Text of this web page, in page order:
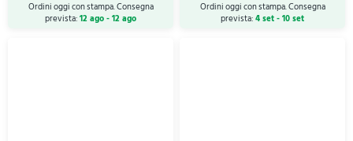
Ordini oggi con stampa. Consegna
prevista:12 ago - 12 ago
Ordini oggi con stampa. Consegna
prevista:4 set - 10 set